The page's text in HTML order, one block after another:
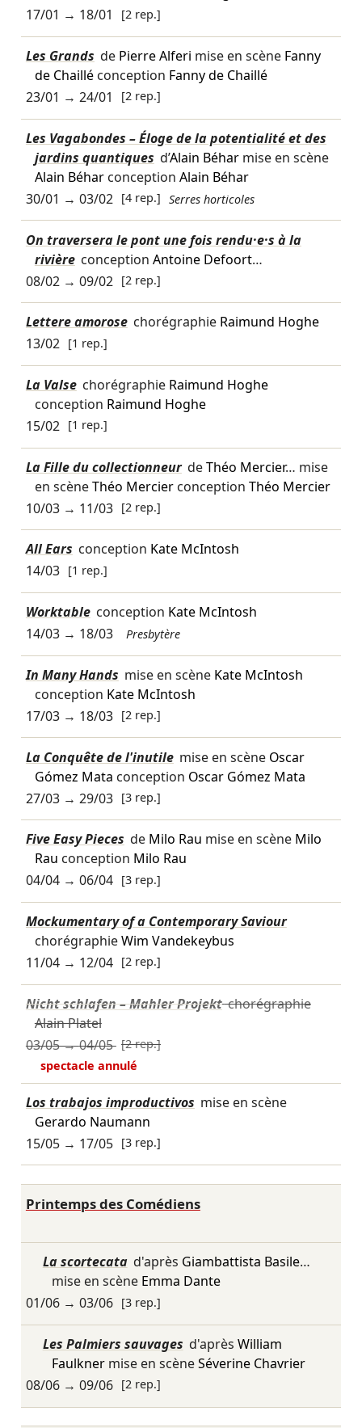
17/01 → 18/01 [2 rep.]
Les Grands de Pierre Alferi mise en scène Fanny
de Chailléconception Fanny de Chaillé
23/01 → 24/01 [2 rep.]
Les Vagabondes – Éloge de la potentialité et des
jardins quantiques d’Alain Béharmise en scène
Alain Béharconception Alain Béhar
30/01 → 03/02 [4 rep.] Serres horticoles
On traversera le pont une fois rendu·e·s à la
rivière conception Antoine Defoort…
08/02→ 09/02 [2 rep.]
Lettere amorose chorégraphie Raimund Hoghe
13/02 [1 rep.]
La Valse chorégraphie Raimund Hoghe
conception Raimund Hoghe
15/02 [1 rep.]
La Fille du collectionneur deThéo Mercier… mise
en scèneThéo Mercierconception Théo Mercier
10/03→ 11/03 [2 rep.]
All Ears conception Kate McIntosh
14/03 [1 rep.]
Worktable conception Kate McIntosh
14/03→ 18/03 Presbytère
In Many Hands mise en scène Kate McIntosh
conception Kate McIntosh
17/03→ 18/03 [2 rep.]
La Conquête de l'inutile mise en scène Oscar
Gómez Mata conception Oscar Gómez Mata
27/03→ 29/03 [3 rep.]
Five Easy Pieces de Milo Rau mise en scène Milo
Rau conception Milo Rau
04/04→ 06/04 [3 rep.]
Mockumentary of a Contemporary Saviour
chorégraphieWim Vandekeybus
11/04→ 12/04 [2 rep.]
Nicht schlafen – Mahler Projektchorégraphie
Alain Platel
03/05→04/05 [2 rep.]
spectacle annulé
Los trabajos improductivos mise en scène
Gerardo Naumann
15/05→ 17/05 [3 rep.]
Printemps des Comédiens
La scortecata d'après Giambattista Basile…
mise en scène Emma Dante
01/06→ 03/06 [3 rep.]
Les Palmiers sauvages d'après William
Faulknermise en scèneSéverine Chavrier
08/06→ 09/06 [2 rep.]